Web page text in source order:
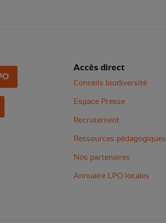
Accès direct
Conseils biodiversité
Espace Presse
Recrutement
Ressources pédagogiques
Nos partenaires
Annuaire LPO locales